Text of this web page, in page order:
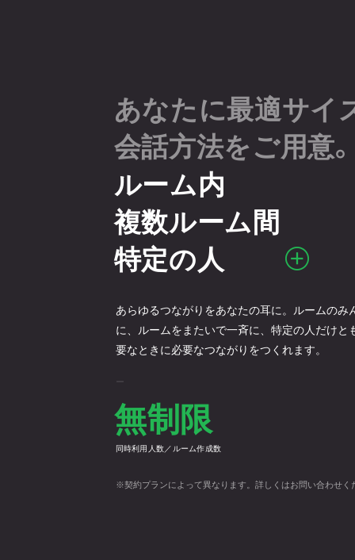
あなたに最適サイ
会話方法をご用意。
ルーム内
複数ルーム間
特定の人
あらゆるつながりをあなたの耳に。ルームのみ
に、ルームをまたいで一斉に、特定の人だけと
要なときに必要なつながりをつくれます。
同時利用人数／ルーム作成数
無制限
※契約プランによって異なります。詳しくはお問い合わせく